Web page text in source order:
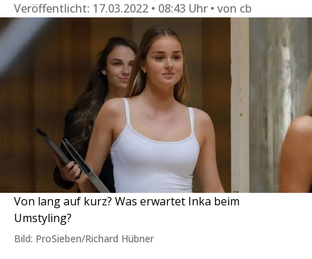
Veröffentlicht: 17.03.2022 • 08:43 Uhr von cb
Von lang auf kurz? Was erwartet Inka beim
Umstyling?
Bild: ProSieben/Richard Hübner